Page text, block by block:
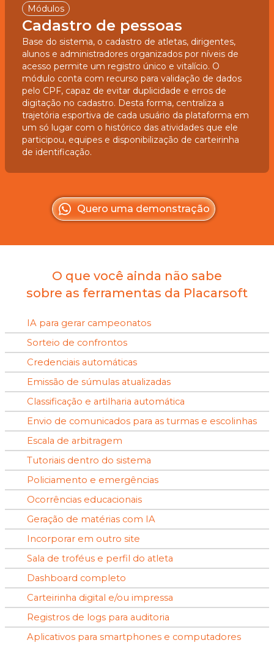
Módulos
Cadastro de pessoas
Base do sistema, o cadastro de atletas, dirigentes,
alunos e administradores organizados por níveis de
acesso permite um registro único e vitalício. O
módulo conta com recurso para validação de dados
pelo CPF, capaz de evitar duplicidade e erros de
digitação no cadastro. Desta forma, centraliza a
trajetória esportiva de cada usuário da plataforma em
um só lugar com o histórico das atividades que ele
participou, equipes e disponibilização de carteirinha
de identificação.
Quero uma demonstração
O que você ainda não sabe
sobre as ferramentas da Placarsoft
IA para gerar campeonatos
Sorteio de confrontos
Credenciais automáticas
Emissão de súmulas atualizadas
Classificação e artilharia automática
Envio de comunicados para as turmas e escolinhas
Escala de arbitragem
Tutoriais dentro do sistema
Policiamento e emergências
Ocorrências educacionais
Geração de matérias com IA
Incorporar em outro site
Sala de troféus e perfil do atleta
Dashboard completo
Carteirinha digital e/ou impressa
Registros de logs para auditoria
Aplicativos para smartphones e computadores